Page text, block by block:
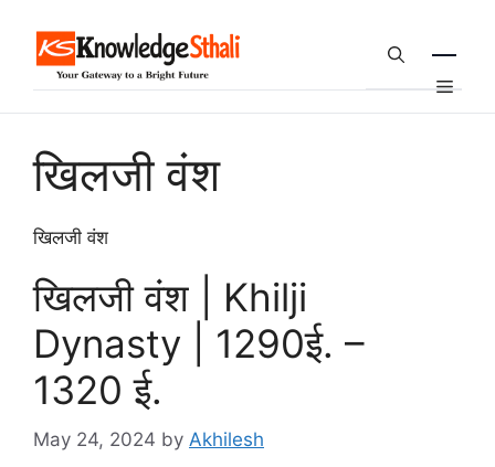
content
Menu
खिलजी वंश
खिलजी वंश
खिलजी वंश | Khilji
Dynasty | 1290ई. –
1320 ई.
May 24, 2024 by Akhilesh